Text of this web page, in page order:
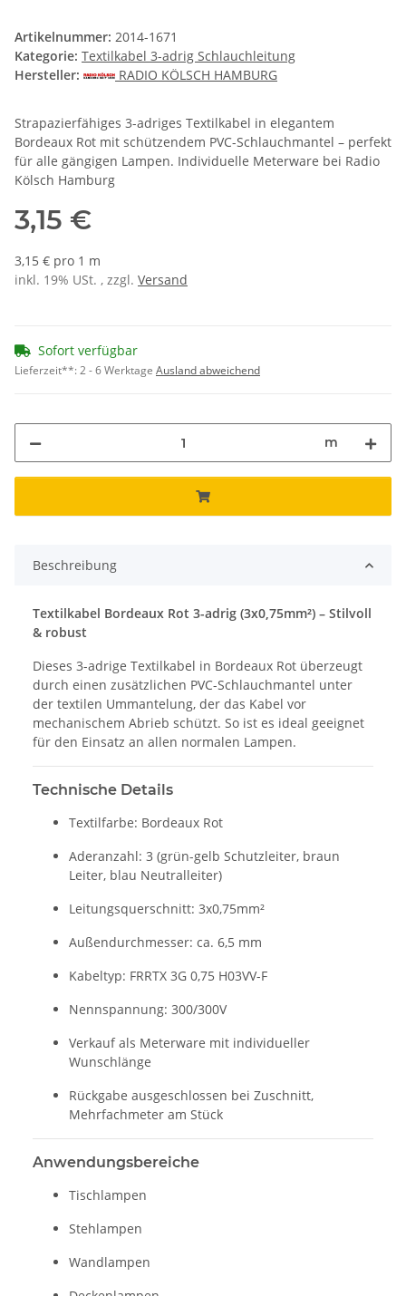
Artikelnummer: 2014-1671
Kategorie: Textilkabel 3-adrig Schlauchleitung
Hersteller:
RADIO KÖLSCH HAMBURG
Strapazierfähiges 3-adriges Textilkabel in elegantem
Bordeaux Rot mit schützendem PVC-Schlauchmantel – perfekt
für alle gängigen Lampen. Individuelle Meterware bei Radio
Kölsch Hamburg
3,15 €
3,15 € pro 1 m
inkl. 19% USt. , zzgl. Versand
Sofort verfügbar
Lieferzeit**:2 - 6 Werktage Ausland abweichend
m
Beschreibung
Textilkabel Bordeaux Rot 3-adrig (3x0,75mm²) – Stilvoll
& robust
Dieses 3-adrige Textilkabel in Bordeaux Rot überzeugt
durch einen zusätzlichen PVC-Schlauchmantel unter
der textilen Ummantelung, der das Kabel vor
mechanischem Abrieb schützt. So ist es ideal geeignet
für den Einsatz an allen normalen Lampen.
Technische Details
Textilfarbe: Bordeaux Rot
Aderanzahl: 3 (grün-gelb Schutzleiter, braun
Leiter, blau Neutralleiter)
Leitungsquerschnitt: 3x0,75mm²
Außendurchmesser: ca. 6,5 mm
Kabeltyp: FRRTX 3G 0,75 H03VV-F
Nennspannung: 300/300V
Verkauf als Meterware mit individueller
Wunschlänge
Rückgabe ausgeschlossen bei Zuschnitt,
Mehrfachmeter am Stück
Anwendungsbereiche
Tischlampen
Stehlampen
Wandlampen